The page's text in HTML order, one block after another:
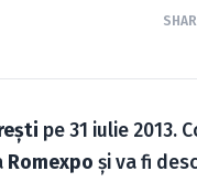
pe 31 iulie 2013.
Romexpo şi va fi